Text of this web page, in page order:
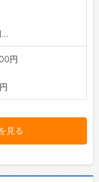
所にするため、環
仕事に誇りを持て
でのプロセスの初
層の品質と技術の
Control（品
貢献している実感
なり、どのような
がより一層強まり
仕事です！
務に即した研修を
円
見る